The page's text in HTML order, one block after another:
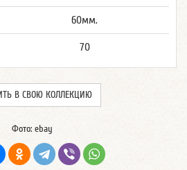
60мм.
70
В СВОЮ КОЛЛЕКЦИЮ
Фото: ebay